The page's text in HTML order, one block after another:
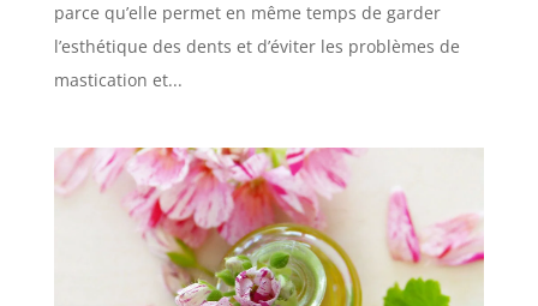
parce qu’elle permet en même temps de garder
l’esthétique des dents et d’éviter les problèmes de
mastication et...